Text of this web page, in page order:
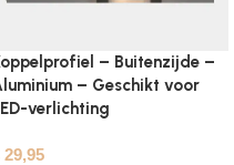
– Buitenzijde –
– Geschikt voor
verlichting
29,95